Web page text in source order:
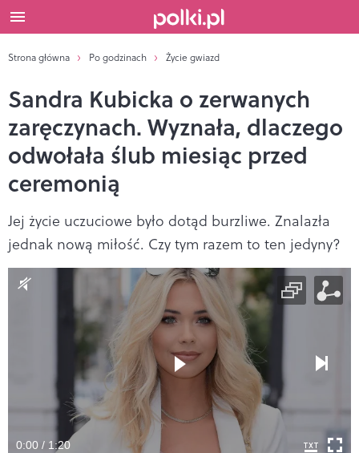
Strona główna Po godzinach Życie gwiazd
Sandra Kubicka o zerwanych
zaręczynach. Wyznała, dlaczego
odwołała ślub miesiąc przed
ceremonią
Jej życie uczuciowe było dotąd burzliwe. Znalazła
jednak nową miłość. Czy tym razem to ten jedyny?
0:00 / 1:20